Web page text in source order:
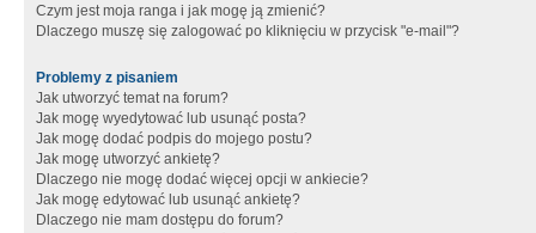
Czym jest moja ranga i jak mogę ją zmienić?
Dlaczego muszę się zalogować po kliknięciu w przycisk "e-mail"?
Problemy z pisaniem
Jak utworzyć temat na forum?
Jak mogę wyedytować lub usunąć posta?
Jak mogę dodać podpis do mojego postu?
Jak mogę utworzyć ankietę?
Dlaczego nie mogę dodać więcej opcji w ankiecie?
Jak mogę edytować lub usunąć ankietę?
Dlaczego nie mam dostępu do forum?